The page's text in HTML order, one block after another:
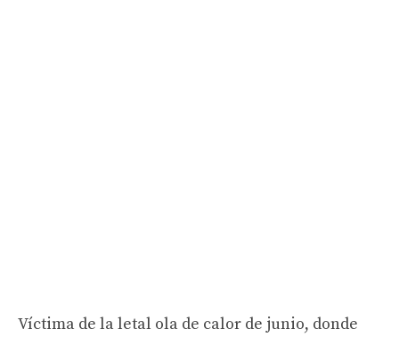
Víctima de la letal ola de calor de junio, donde